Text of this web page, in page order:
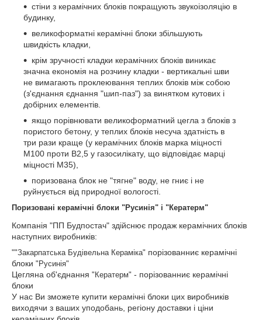
стіни з керамічних блоків покращують звукоізоляцію в
будинку,
великоформатні керамічні блоки збільшують
швидкість кладки,
крім зручності кладки керамічних блоків виникає
значна економія на розчину кладки - вертикальні шви
не вимагають проклеювання теплих блоків між собою
(з'єднання єднання "шип-паз") за винятком кутових і
добірних елементів.
якщо порівнювати великоформатний цегла з блоків з
пористого бетону, у теплих блоків несуча здатність в
три рази краще (у керамічних блоків марка міцності
М100 проти В2,5 у газосилікату, що відповідає марці
міцності М35),
поризована блок не "тягне" воду, не гниє і не
руйнується від природної вологості.
Поризовані керамічні блоки "Русинія" і "Кератерм"
Компанія "ПП Будпостач" здійснює продаж керамічних блоків
наступних виробників:
""Закарпатська Будівельна Кераміка" порізованниє керамічні
блоки "Русинія"
Цегляна об'єднання "Кератерм" - порізованниє керамічні
блоки
У нас Ви зможете купити керамічні блоки цих виробників
виходячи з ваших уподобань, регіону доставки і ціни